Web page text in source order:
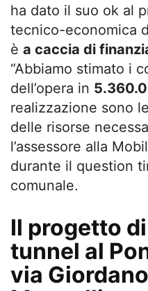
ha dato il suo ok al
tecnico-economica
è a caccia di
“Abbiamo stimato i
dell’opera in
realizzazione sono
delle risorse
l’assessore alla
durante il question
comunale.
Il progetto
tunnel al
via